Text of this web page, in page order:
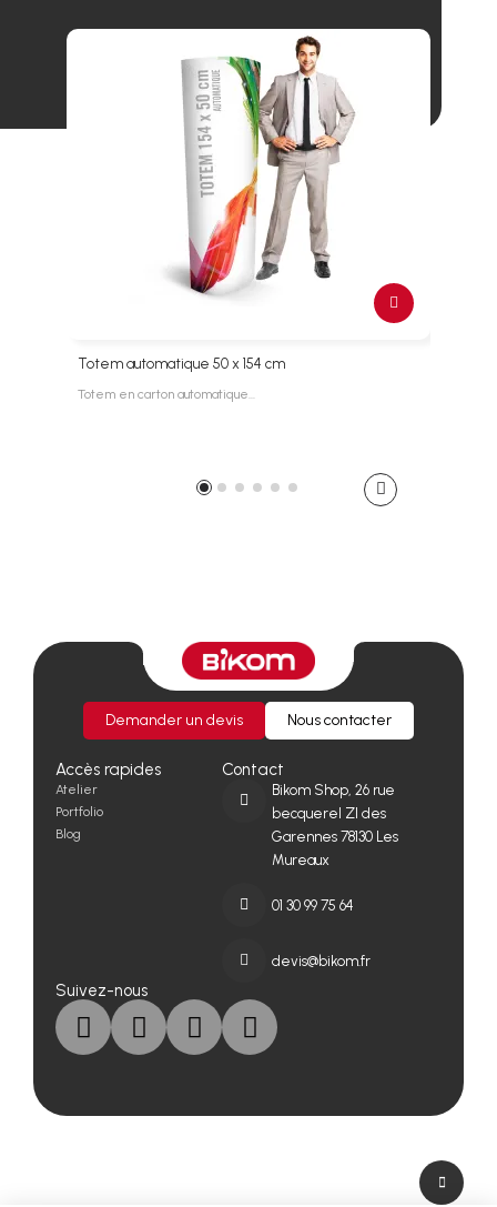
Totem automatique 50 x 154 cm
Totem en carton automatique…
Demander un devis Nous contacter
Accès rapides
Atelier
Portfolio
Blog
Contact
Bikom Shop, 26 rue
becquerel ZI des
Garennes 78130 Les
Mureaux
01 30 99 75 64
devis@bikom.fr
Suivez-nous